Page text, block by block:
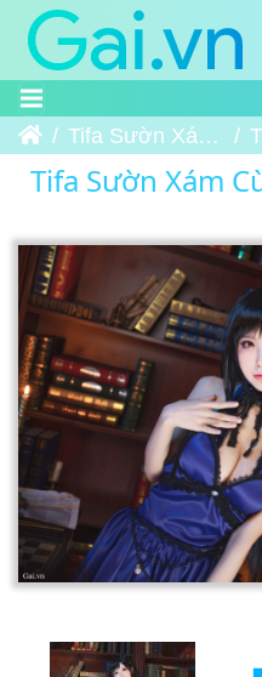
Trang chủTifa Sườn Xám Cùng Lễ Phục
Tifa Sườn Xám